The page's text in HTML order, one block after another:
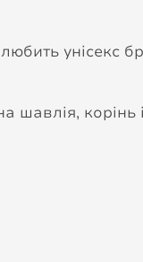
унісекс